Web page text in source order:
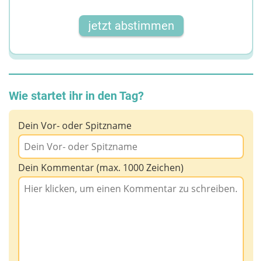
jetzt abstimmen
Wie startet ihr in den Tag?
Dein Vor- oder Spitzname
Dein Kommentar (max. 1000 Zeichen)